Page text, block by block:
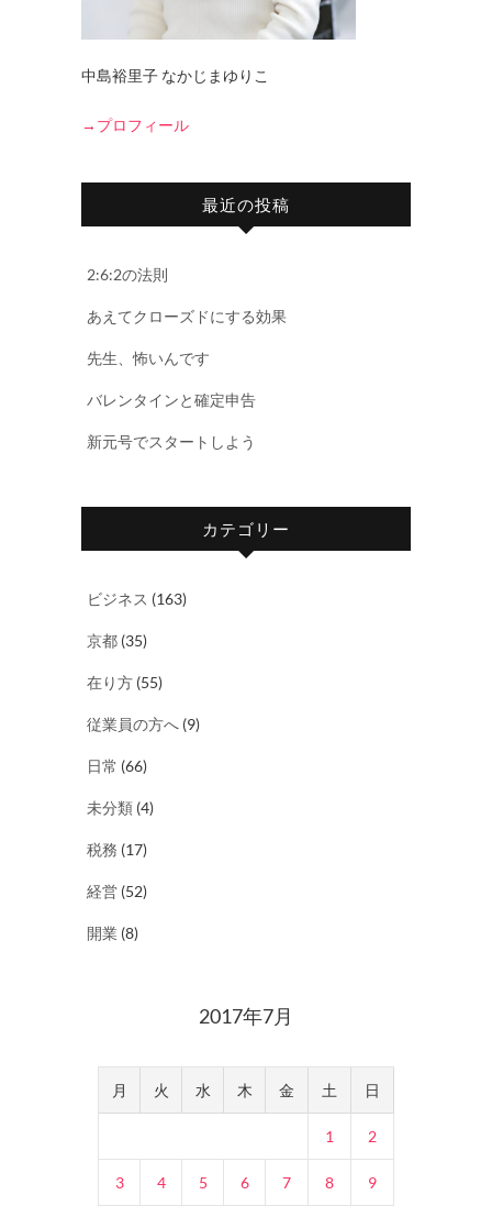
中島裕里子 なかじまゆりこ
→プロフィール
最近の投稿
2:6:2の法則
あえてクローズドにする効果
先生、怖いんです
バレンタインと確定申告
新元号でスタートしよう
カテゴリー
ビジネス (163)
京都 (35)
在り方 (55)
従業員の方へ (9)
日常 (66)
未分類 (4)
税務 (17)
経営 (52)
開業 (8)
2017年7月
月 火 水 木 金 土 日
1 2
3 4 5 6 7 8 9